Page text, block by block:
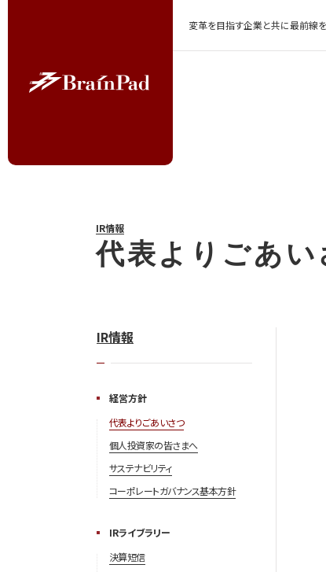
変革を目指す企業と共に最前線
IR情報
代表よりごあい
IR情報
経営方針
代表よりごあいさつ
個人投資家の皆さまへ
サステナビリティ
コーポレートガバナンス基本方針
IRライブラリー
決算短信